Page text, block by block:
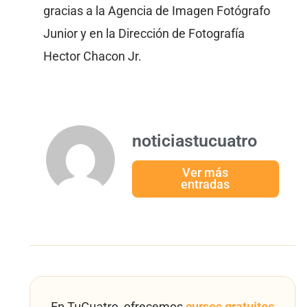
gracias a la Agencia de Imagen Fotógrafo
Junior y en la Dirección de Fotografía
Hector Chacon Jr.
noticiastucuatro
Ver más
entradas